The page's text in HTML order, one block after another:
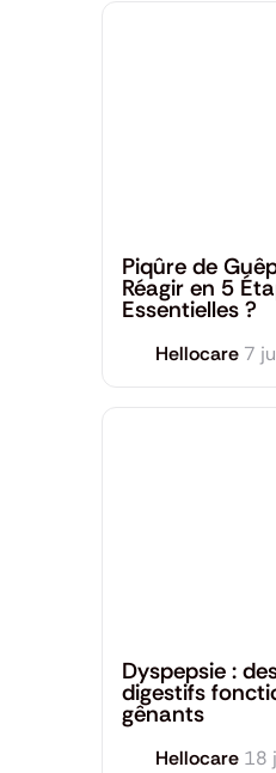
Piqûre de
Réagir en 5
Essentielles ?
Hellocare 7
Dyspepsie :
digestifs
gênants
Hellocare 18